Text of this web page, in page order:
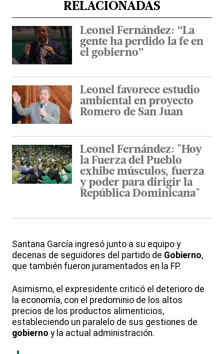
RELACIONADAS
Leonel Fernández: “La
gente ha perdido la fe en
el gobierno”
Leonel favorece estudio
ambiental en proyecto
Romero de San Juan
Leonel Fernández: "Hoy
la Fuerza del Pueblo
exhibe músculos, fuerza
y poder para dirigir la
República Dominicana"
Santana García ingresó junto a su equipo y
decenas de seguidores del partido de Gobierno,
que también fueron juramentados en la FP.
Asimismo, el expresidente criticó el deterioro de
la economía, con el predominio de los altos
precios de los productos alimenticios,
estableciendo un paralelo de sus gestiones de
gobierno y la actual administración.